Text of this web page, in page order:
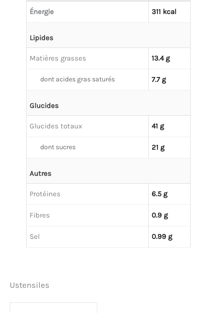
Énergie 311 kcal
Lipides
Matières grasses 13.4 g
dont acides gras saturés 7.7 g
Glucides
Glucides totaux 41 g
dont sucres 21 g
Autres
Protéines 6.5 g
Fibres 0.9 g
Sel 0.99 g
Ustensiles